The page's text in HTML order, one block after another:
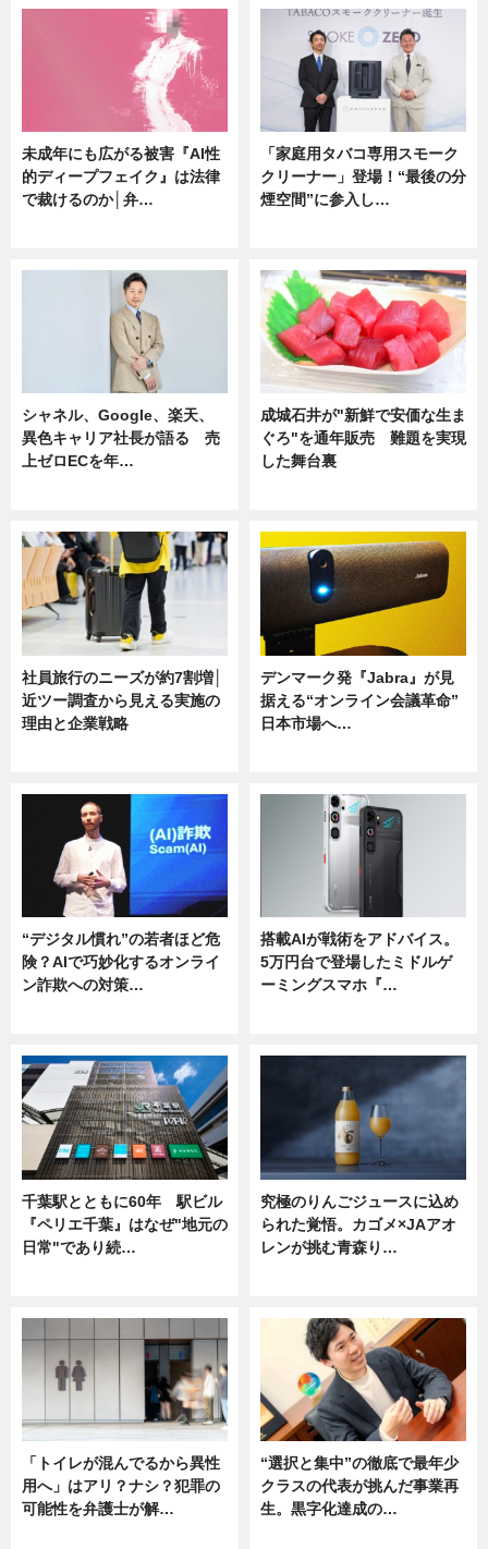
未成年にも広がる被害『AI性
的ディープフェイク』は法律
で裁けるのか│弁…
「家庭用タバコ専用スモーク
クリーナー」登場！“最後の分
煙空間”に参入し…
シャネル、Google、楽天、
異色キャリア社長が語る 売
上ゼロECを年…
成城石井が"新鮮で安価な生ま
ぐろ"を通年販売 難題を実現
した舞台裏
社員旅行のニーズが約7割増│
近ツー調査から見える実施の
理由と企業戦略
デンマーク発『Jabra』が見
据える“オンライン会議革命”
日本市場へ…
“デジタル慣れ”の若者ほど危
険？AIで巧妙化するオンライ
ン詐欺への対策…
搭載AIが戦術をアドバイス。
5万円台で登場したミドルゲ
ーミングスマホ『…
千葉駅とともに60年 駅ビル
『ペリエ千葉』はなぜ"地元の
日常"であり続…
究極のりんごジュースに込め
られた覚悟。カゴメ×JAアオ
レンが挑む青森り…
「トイレが混んでるから異性
用へ」はアリ？ナシ？犯罪の
可能性を弁護士が解…
“選択と集中”の徹底で最年少
クラスの代表が挑んだ事業再
生。黒字化達成の…